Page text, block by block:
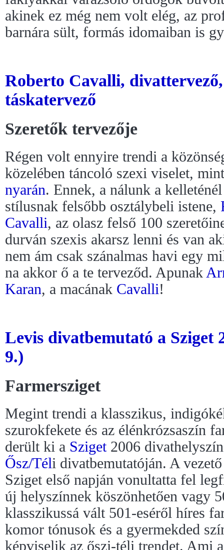
akinek ez még nem volt elég, az
barnára sült, formás idomaiban is
Roberto Cavalli,
táskatervező
Szeretők tervezője
Régen volt ennyire trendi a
közelében táncoló szexi viselet,
nyarán. Ennek, a nálunk a
stílusnak felsőbb osztálybeli istene,
Cavalli, az olasz felső 100
durván szexis akarsz lenni és van
nem ám csak szánalmas havi egy
na akkor ő a te terveződ. Apunak
Karan, a macának Cavalli!
Levis divatbemutató a Sziget
9.)
Farmersziget
Megint trendi a klasszikus,
szurokfekete és az élénkrózsaszín
derült ki a Sziget2006
Ősz/Téli divatbemutatóján. A
Sziget első napján vonultatta fel
új helyszínnek köszönhetően vagy
klasszikussá vált 501-eséről híres
komor tónusok és a gyermekded
képviselik az őszi-téli trendet. Ami